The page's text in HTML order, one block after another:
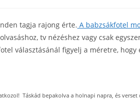
tagja rajong érte. A babzsákfotel
tv nézéshez vagy csak
választásánál figyelj a méretre,
Táskád bepakolva a holnapi napra, és verset